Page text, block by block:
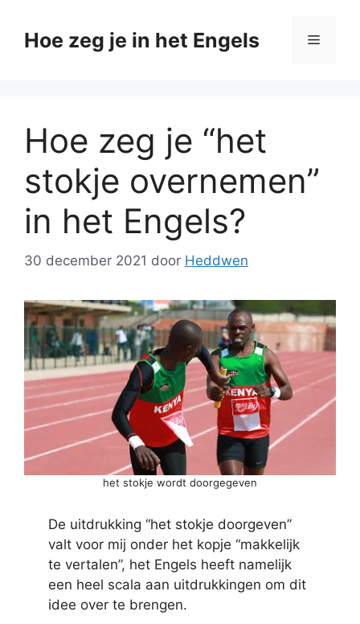
naarHoe zeg je in het Engels Menu
Hoe zeg je “het
stokje overnemen”
in het Engels?
30 december 2021 door Heddwen
het stokje wordt doorgegeven
De uitdrukking “het stokje doorgeven”
valt voor mij onder het kopje “makkelijk
te vertalen”, het Engels heeft namelijk
een heel scala aan uitdrukkingen om dit
idee over te brengen.